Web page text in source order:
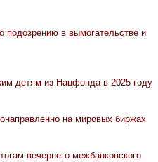
подозрению в вымогательстве и
детям из Нацфонда в 2025 году
на мировых биржах
вечернего межбанковского